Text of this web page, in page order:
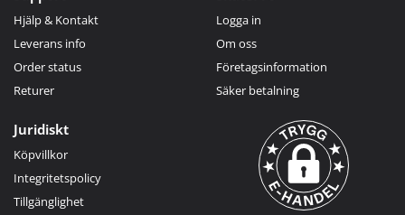
Hjälp & Kontakt
Leverans info
Order status
Returer
Logga in
Om oss
Företagsinformation
Säker betalning
Juridiskt
Köpvillkor
Integritetspolicy
Tillgänglighet